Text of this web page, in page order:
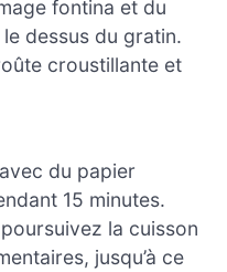
fontina et du
dessus du gratin.
croustillante et
du papier
15 minutes.
la cuisson
jusqu’à ce